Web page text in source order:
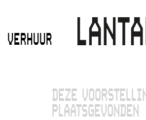
VERHUUR
DEZE
PLAATSGEVONDEN